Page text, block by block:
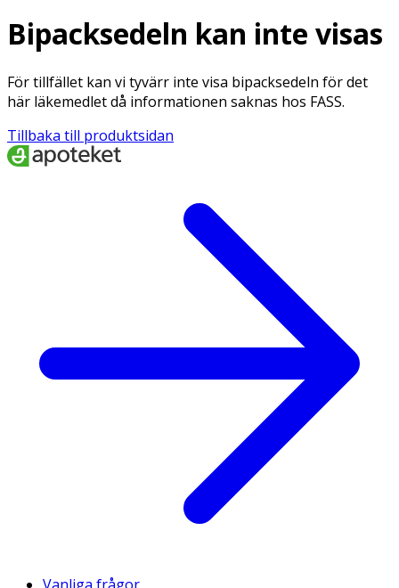
Bipacksedeln kan inte visas
För tillfället kan vi tyvärr inte visa bipacksedeln för det
här läkemedlet då informationen saknas hos FASS.
Tillbaka till produktsidan